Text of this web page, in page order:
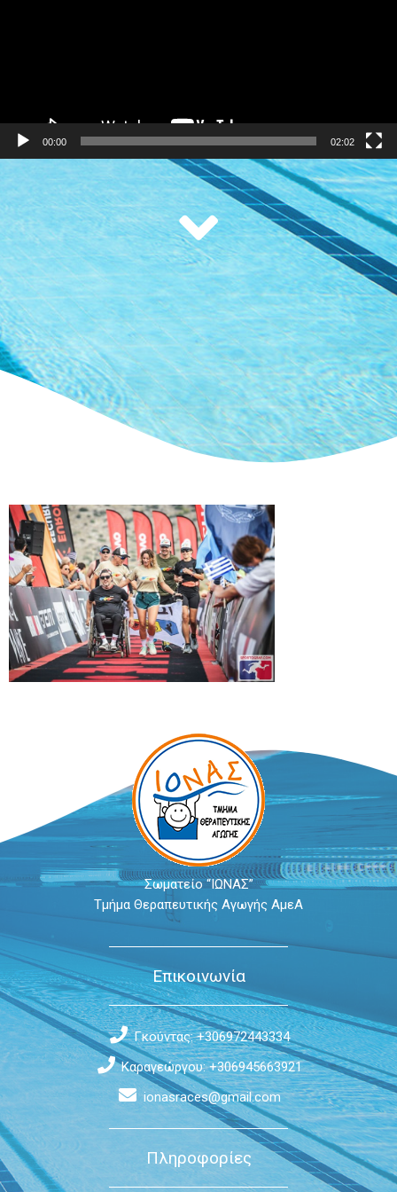
00:00 02:02
Σωματείο “ΙΩΝΑΣ”
Τμήμα Θεραπευτικής Αγωγής ΑμεΑ
Επικοινωνία
Γκούντας: +306972443334
Καραγεώργου: +306945663921
ionasraces@gmail.com
Πληροφορίες